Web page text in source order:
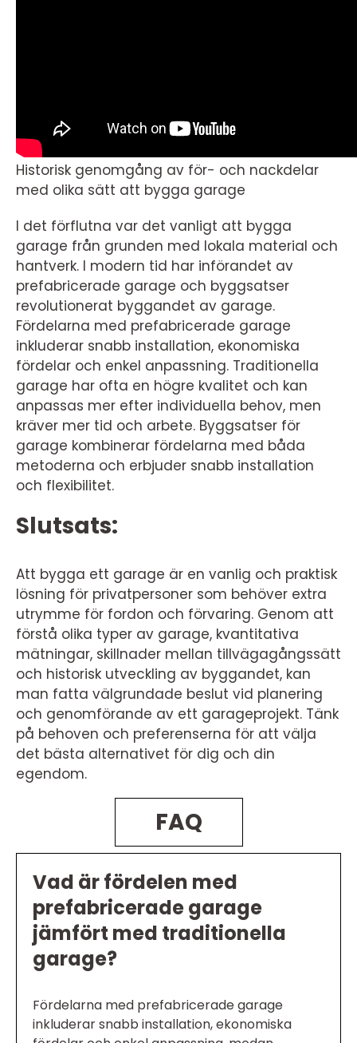
Historisk genomgång av för- och nackdelar
med olika sätt att bygga garage
I det förflutna var det vanligt att bygga
garage från grunden med lokala material och
hantverk. I modern tid har införandet av
prefabricerade garage och byggsatser
revolutionerat byggandet av garage.
Fördelarna med prefabricerade garage
inkluderar snabb installation, ekonomiska
fördelar och enkel anpassning. Traditionella
garage har ofta en högre kvalitet och kan
anpassas mer efter individuella behov, men
kräver mer tid och arbete. Byggsatser för
garage kombinerar fördelarna med båda
metoderna och erbjuder snabb installation
och flexibilitet.
Slutsats:
Att bygga ett garage är en vanlig och praktisk
lösning för privatpersoner som behöver extra
utrymme för fordon och förvaring. Genom att
förstå olika typer av garage, kvantitativa
mätningar, skillnader mellan tillvägagångssätt
och historisk utveckling av byggandet, kan
man fatta välgrundade beslut vid planering
och genomförande av ett garageprojekt. Tänk
på behoven och preferenserna för att välja
det bästa alternativet för dig och din
egendom.
FAQ
Vad är fördelen med
prefabricerade garage
jämfört med traditionella
garage?
Fördelarna med prefabricerade garage
inkluderar snabb installation, ekonomiska